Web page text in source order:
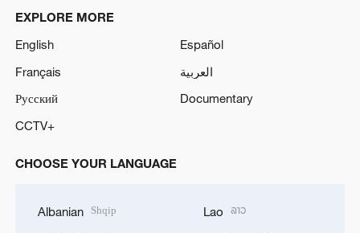
EXPLORE MORE
English
Español
Français
العربية
Русский
Documentary
CCTV+
CHOOSE YOUR LANGUAGE
Albanian Shqip Lao ລາວ